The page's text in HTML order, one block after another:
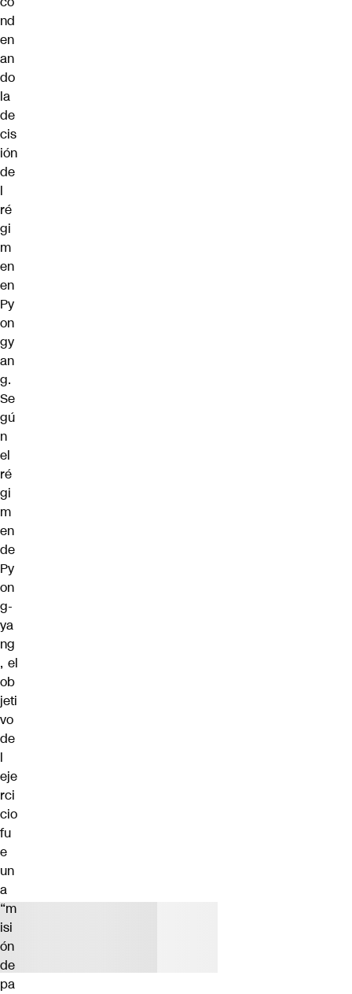
nd
en
an
do
la
de
cis
ión
de
l
ré
gi
m
en
en
Py
on
gy
an
g.
Se
gú
n
el
ré
gi
m
en
de
Py
on
g-
ya
ng
, el
ob
jeti
vo
de
l
eje
rci
cio
fu
e
un
a
“m
isi
ón
de
pa